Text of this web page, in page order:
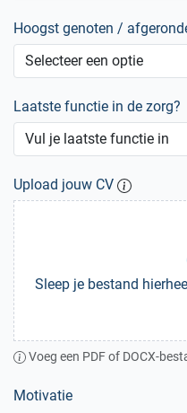
Hoogst genoten /
Laatste functie in de zorg?
Upload jouw CV
Sleep je bestand
Voeg een PDF of DOCX-
Motivatie